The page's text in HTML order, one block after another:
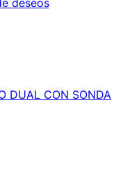
DUAL CON SONDA